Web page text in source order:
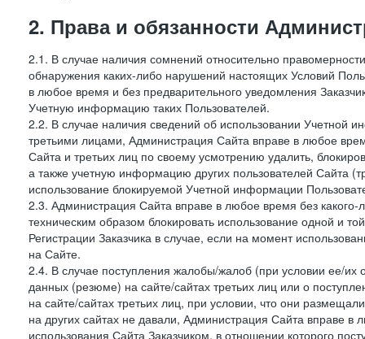
2. Права и обязанности
2.1. В случае наличия сомнений относительно
обнаружения каких-либо нарушений настоящих Условий
в любое время и без предварительного уведомления
Учетную информацию таких Пользователей.
2.2. В случае наличия сведений об использовании Учетной
третьими лицами, Администрация Сайта вправе в любое
Сайта и третьих лиц по своему усмотрению удалить,
а также учетную информацию других пользователей Сайта
использование блокируемой Учетной информации
2.3. Администрация Сайта вправе в любое время без
техническим образом блокировать использование одной и
Регистрации Заказчика в случае, если на момент
на Сайте.
2.4. В случае поступления жалобы/жалоб (при условии ее/их
данных (резюме) на сайте/сайтах третьих лиц или о
на сайте/сайтах третьих лиц, при условии, что они
на других сайтах не давали, Администрация Сайта вправе в
использования Сайта Заказчиком, в отношении которого